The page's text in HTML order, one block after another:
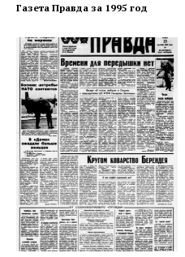
Газета Правда за 1995 год